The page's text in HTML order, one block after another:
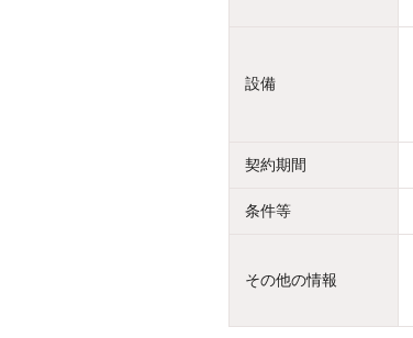
設備
契約期間
条件等
その他の情報